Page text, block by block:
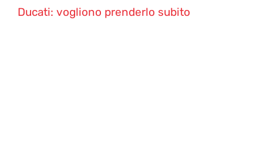
Ducati: vogliono prenderlo subito